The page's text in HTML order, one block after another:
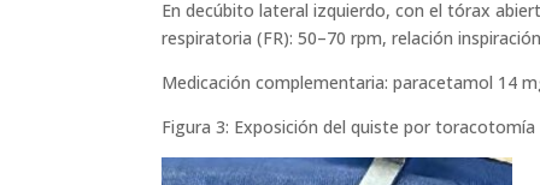
En decúbito lateral izquierdo, con el tórax
respiratoria (FR): 50–70 rpm, relación
Medicación complementaria: paracetamol 14
Figura 3: Exposición del quiste por